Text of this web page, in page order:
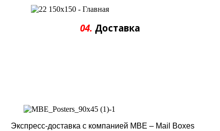
04. Доставка
Экспресс-доставка с компанией MBE – Mail Boxes